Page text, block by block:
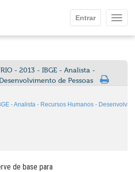
Entrar
- 2013 - IBGE - Analista -
de Pessoas
- Analista - Recursos Humanos -
de base para